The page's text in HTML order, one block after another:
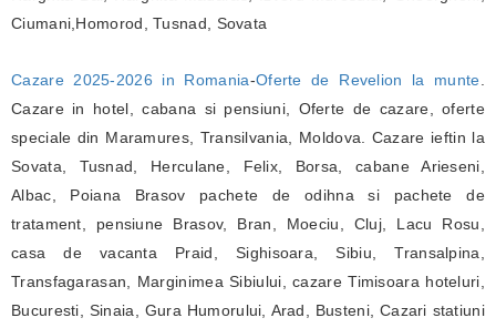
Ciumani,Homorod, Tusnad, Sovata
Cazare 2025-2026 in Romania-Oferte de Revelion la munte
Cazare in hotel, cabana si pensiuni, Oferte de cazare, oferte
speciale din Maramures, Transilvania, Moldova. Cazare ieftin la
Sovata, Tusnad, Herculane, Felix, Borsa, cabane Arieseni,
Albac, Poiana Brasov pachete de odihna si pachete de
tratament, pensiune Brasov, Bran, Moeciu, Cluj, Lacu Rosu,
casa de vacanta Praid, Sighisoara, Sibiu, Transalpina,
Transfagarasan, Marginimea Sibiului, cazare Timisoara hoteluri,
Bucuresti, Sinaia, Gura Humorului, Arad, Busteni, Cazari statiuni